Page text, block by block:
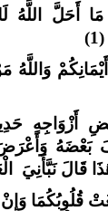
مَا أَحَلَّ اللَّهُ
وَاللَّهُ
أَزْوَاجِهِ
بَعْضَهُ
قَالَ نَبَّأَنِيَ
قُلُوبُكُمَا